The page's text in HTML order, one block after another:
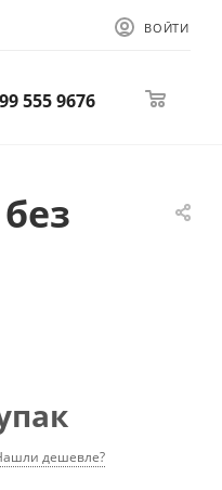
ВОЙТИ
555 9676
дешевле?